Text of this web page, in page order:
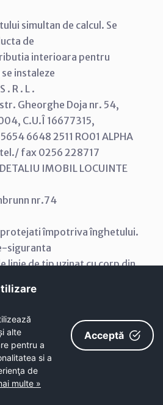
simultan de calcul. Se
de
interioara pentru
instaleze
. R . L .
Gheorghe Doja nr. 54,
C.U.Î 16677315,
6648 2511 RO01 ALPHA
tel./ fax 0256 228717
IMOBIL LOCUINTE
nr.74
împotriva înghetului.
siguranta
linie de tip uzinat cu corp din
un racord la reteaua de
pe
de canalizare menajera
200 mm, montate sub
alte
pentru a
si a
de
multe »
Acceptă